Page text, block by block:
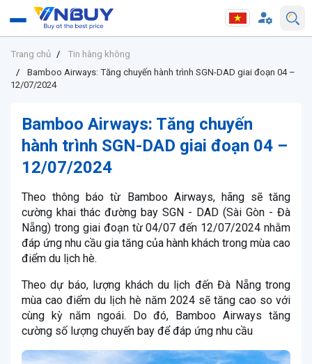
Trang chủ
Tin hàng không
Bamboo Airways: Tăng chuyến hành trình SGN-DAD giai đoạn 04 –
12/07/2024
Bamboo Airways: Tăng chuyến
hành trình SGN-DAD giai đoạn 04 –
12/07/2024
Theo thông báo từ Bamboo Airways, hãng sẽ tăng
cường khai thác đường bay SGN - DAD (Sài Gòn - Đà
Nẵng) trong giai đoạn từ 04/07 đến 12/07/2024 nhằm
đáp ứng nhu cầu gia tăng của hành khách trong mùa cao
điểm du lịch hè.
Theo dự báo, lượng khách du lịch đến Đà Nẵng trong
mùa cao điểm du lịch hè năm 2024 sẽ tăng cao so với
cùng kỳ năm ngoái. Do đó, Bamboo Airways tăng
cường số lượng chuyến bay để đáp ứng nhu cầu